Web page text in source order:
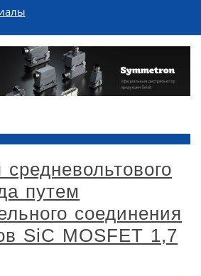
путем
соединения
SiC MOSFET 1,7